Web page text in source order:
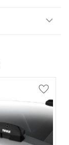
Lägg